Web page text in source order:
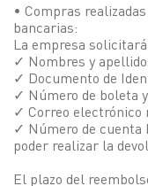
• Compras
bancarias:
La empresa
✓ Nombres y
✓ Documento de
✓ Número de boleta
✓ Correo electrónico
✓ Número de cuenta
poder realizar la
El plazo del